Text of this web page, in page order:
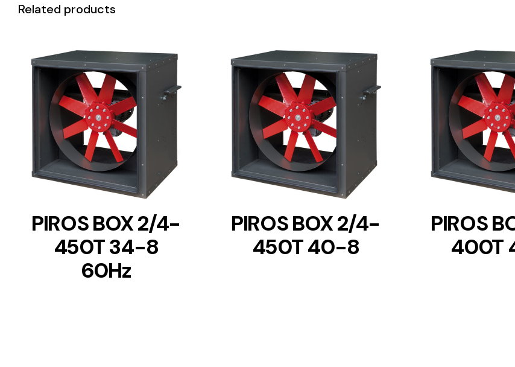
Related products
DETAILS
PIROS BOX 2/4-
450T 34-8
60Hz
DETAILS
PIROS BOX 2/4-
450T 40-8
PIROS
400T